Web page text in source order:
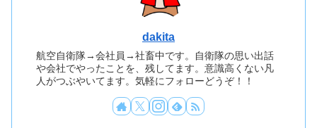
dakita
航空自衛隊→会社員→社畜中です。自衛隊の思い出話
や会社でやったことを、残してます。意識高くない凡
人がつぶやいてます。気軽にフォローどうぞ！！